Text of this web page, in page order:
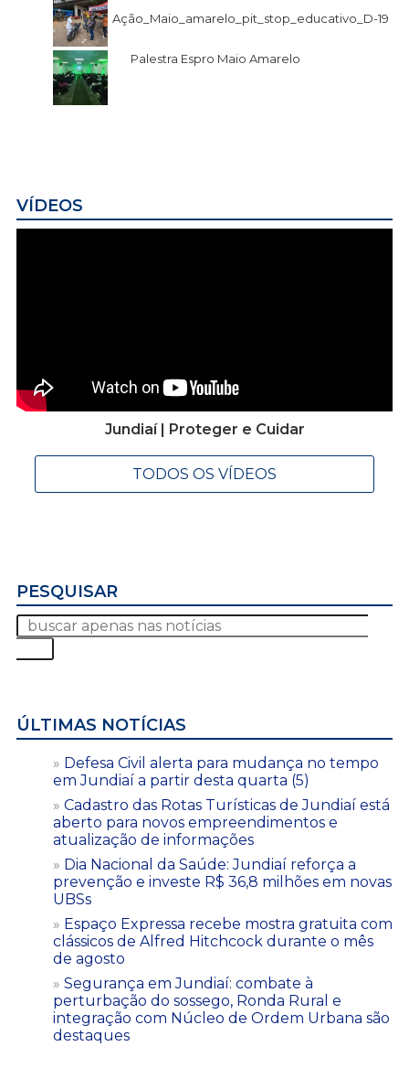
Ação_Maio_amarelo_pit_stop_educativo_D-19
Palestra Espro Maio Amarelo
VÍDEOS
Jundiaí | Proteger e Cuidar
TODOS OS VÍDEOS
PESQUISAR
ÚLTIMAS NOTÍCIAS
Defesa Civil alerta para mudança no tempo
em Jundiaí a partir desta quarta (5)
Cadastro das Rotas Turísticas de Jundiaí está
aberto para novos empreendimentos e
atualização de informações
Dia Nacional da Saúde: Jundiaí reforça a
prevenção e investe R$ 36,8 milhões em novas
UBSs
Espaço Expressa recebe mostra gratuita com
clássicos de Alfred Hitchcock durante o mês
de agosto
Segurança em Jundiaí: combate à
perturbação do sossego, Ronda Rural e
integração com Núcleo de Ordem Urbana são
destaques